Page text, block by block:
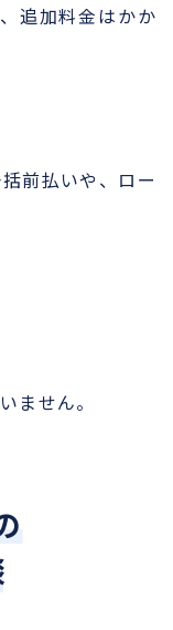
追加料金はかか
前払いや、ロー
ません。